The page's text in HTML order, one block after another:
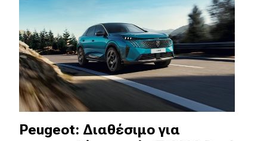
Τεχνολογία
Mobility
Σταθμοί φόρτισης
Classic
Νέα
Peugeot: Διαθέσιμο για